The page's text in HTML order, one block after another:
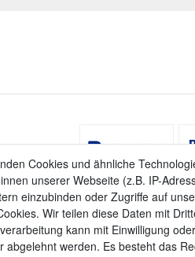
Cookies und ähnliche
unserer Webseite (z.B. IP-
einzubinden oder Zugriffe auf
Wir teilen diese Daten mit
kann mit Einwilligung
abgelehnt werden. Es besteht das